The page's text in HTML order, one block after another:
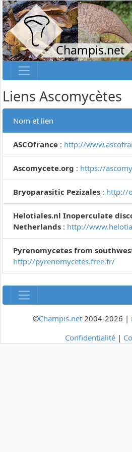
Champis.net
Liens Ascomycètes
Nom et lien
ASCOfrance : http://
Ascomycete.org : https://
Bryoparasitic Pezizales : http://
Helotiales.nl Inoperculate
Netherlands : http://
Pyrenomycetes from
http://pyrenomycetes.free.fr/
©Champis.net2004-2026 |
Confidentialité |